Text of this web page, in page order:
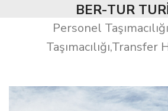
BER-TUR
Personel